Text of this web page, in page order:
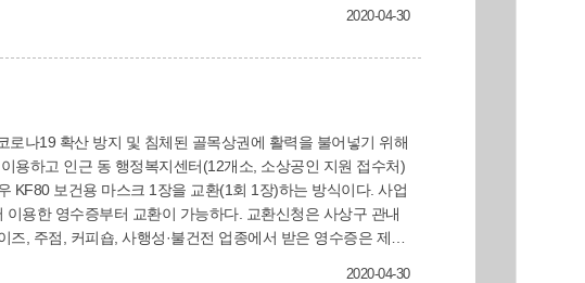
2020-04-30
KF80 보건용 마스크 1장을 교환(1회 1장)하는 방식이다. 사업
2020-04-30